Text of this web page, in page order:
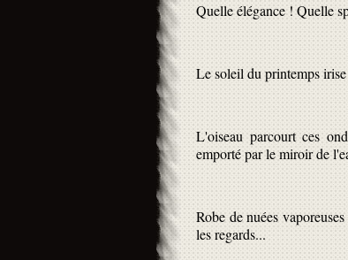
Quelle élégance ! Quelle
Le soleil du printemps
L'oiseau parcourt ces
emporté par le miroir de
Robe de nuées
les regards...